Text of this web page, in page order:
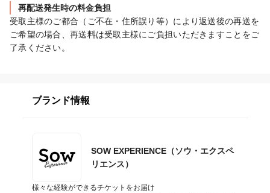
再配送発生時の料金負担
受取主様のご都合（ご不在・住所誤り等）により返送後の再送を
ご希望の場合、再送料は受取主様にご負担いただきますことをご
了承ください。
ブランド情報
SOW EXPERIENCE（ソウ・エクスペ
リエンス）
様々な経験ができるチケットをお届け